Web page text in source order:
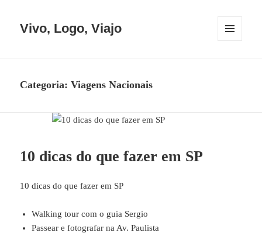
Vivo, Logo, Viajo
Categoria:Viagens Nacionais
10 dicas do que fazer em SP
10 dicas do que fazer em SP
Walking tour com o guia Sergio
Passear e fotografar na Av. Paulista